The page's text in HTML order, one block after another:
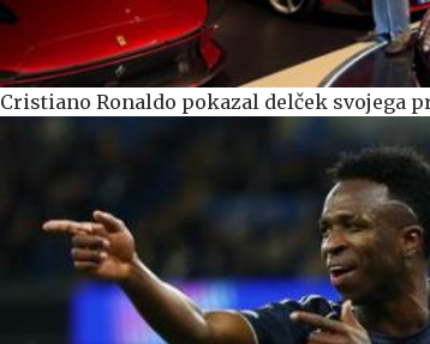
Cristiano Ronaldo pokazal delček svojega